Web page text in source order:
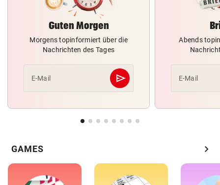
Guten Morgen
Morgens topinformiert über die
Nachrichten des Tages
E-Mail send
Abschicken
Abends
E-Mail
GAMES chevron_right